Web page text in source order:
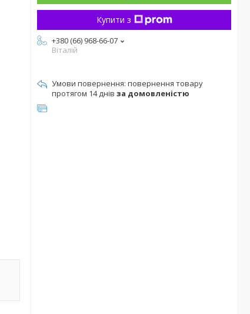
Купити з
+380 (66) 968-66-07
Віталій
повернення товару
протягом 14 днів за домовленістю